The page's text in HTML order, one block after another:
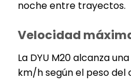
noche entre trayectos.
Velocidad
La DYU M20 alcanza
km/h según el peso del